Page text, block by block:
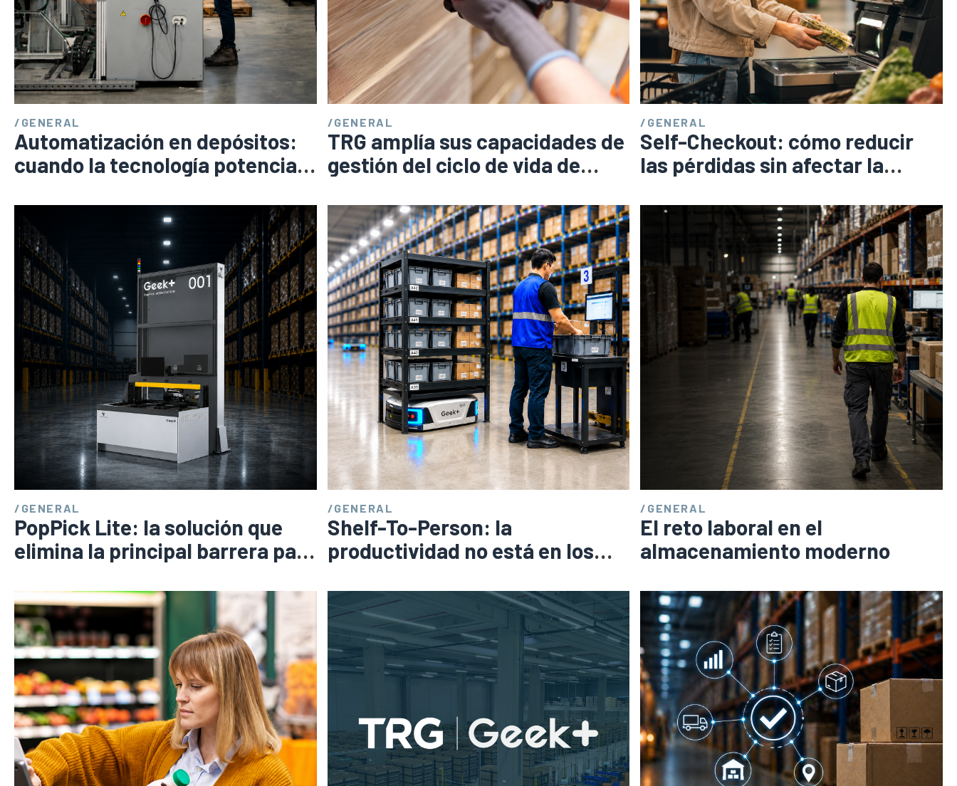
/ GENERAL
Automatización en depósitos:
cuando la tecnología potencia
/GENERAL
TRG amplía sus capacidades de
gestión del ciclo de vida de
de Barcode Supply
/ GENERAL
Self-Checkout: cómo reducir
las pérdidas sin afectar la
/ GENERAL
PopPick Lite: la solución que
elimina la principal barrera para
/GENERAL
Shelf-To-Person: la
productividad no está en los
/ GENERAL
El reto laboral en el
almacenamiento moderno